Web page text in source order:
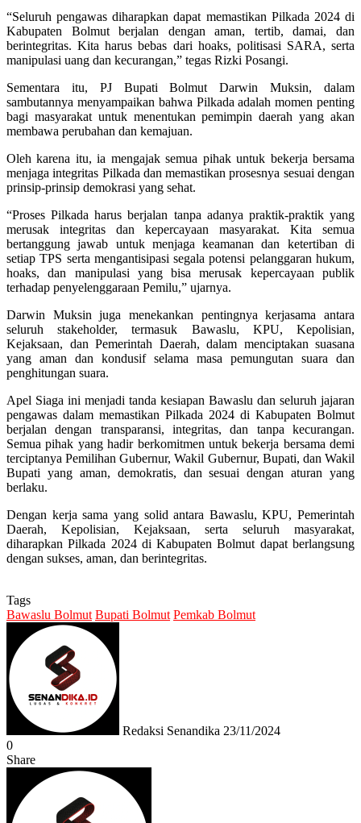
“Seluruh pengawas diharapkan dapat memastikan Pilkada 2024 di
Kabupaten Bolmut berjalan dengan aman, tertib, damai, dan
berintegritas. Kita harus bebas dari hoaks, politisasi SARA, serta
manipulasi uang dan kecurangan,” tegas Rizki Posangi.
Sementara itu, PJ Bupati Bolmut Darwin Muksin, dalam
sambutannya menyampaikan bahwa Pilkada adalah momen penting
bagi masyarakat untuk menentukan pemimpin daerah yang akan
membawa perubahan dan kemajuan.
Oleh karena itu, ia mengajak semua pihak untuk bekerja bersama
menjaga integritas Pilkada dan memastikan prosesnya sesuai dengan
prinsip-prinsip demokrasi yang sehat.
“Proses Pilkada harus berjalan tanpa adanya praktik-praktik yang
merusak integritas dan kepercayaan masyarakat. Kita semua
bertanggung jawab untuk menjaga keamanan dan ketertiban di
setiap TPS serta mengantisipasi segala potensi pelanggaran hukum,
hoaks, dan manipulasi yang bisa merusak kepercayaan publik
terhadap penyelenggaraan Pemilu,” ujarnya.
Darwin Muksin juga menekankan pentingnya kerjasama antara
seluruh stakeholder, termasuk Bawaslu, KPU, Kepolisian,
Kejaksaan, dan Pemerintah Daerah, dalam menciptakan suasana
yang aman dan kondusif selama masa pemungutan suara dan
penghitungan suara.
Apel Siaga ini menjadi tanda kesiapan Bawaslu dan seluruh jajaran
pengawas dalam memastikan Pilkada 2024 di Kabupaten Bolmut
berjalan dengan transparansi, integritas, dan tanpa kecurangan.
Semua pihak yang hadir berkomitmen untuk bekerja bersama demi
terciptanya Pemilihan Gubernur, Wakil Gubernur, Bupati, dan Wakil
Bupati yang aman, demokratis, dan sesuai dengan aturan yang
berlaku.
Dengan kerja sama yang solid antara Bawaslu, KPU, Pemerintah
Daerah, Kepolisian, Kejaksaan, serta seluruh masyarakat,
diharapkan Pilkada 2024 di Kabupaten Bolmut dapat berlangsung
dengan sukses, aman, dan berintegritas.
Tags
Bawaslu Bolmut Bupati Bolmut Pemkab Bolmut
Redaksi Senandika 23/11/2024
0
Share
Facebook
Messenger
Messenger
WhatsApp
Telegram